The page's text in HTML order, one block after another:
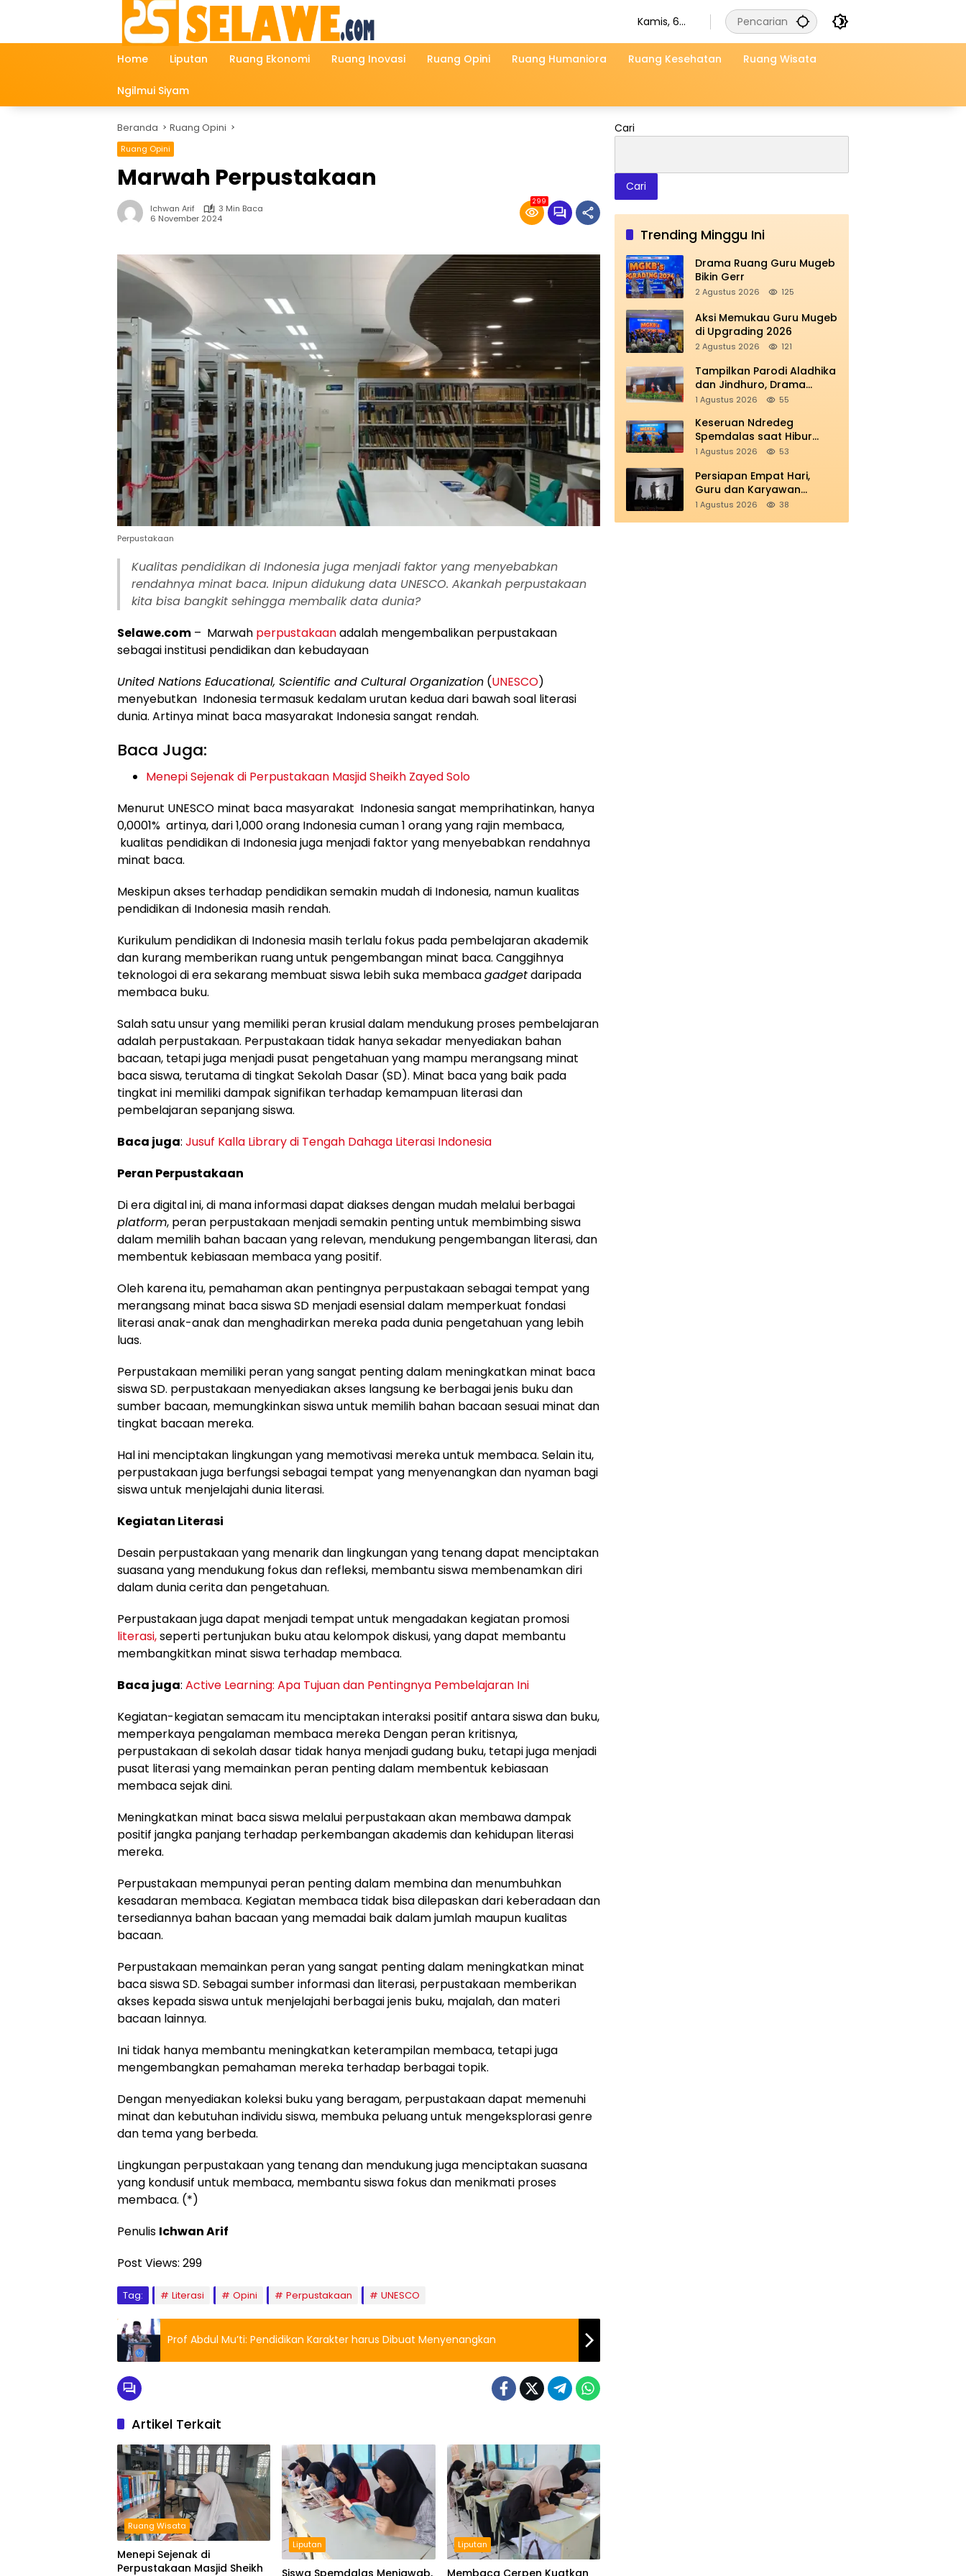
Kamis, 6
Home Liputan Ruang Ekonomi Ruang Inovasi Ruang Opini Ruang Humaniora Ruang Kesehatan Ruang Wisata
Ngilmui Siyam
Beranda Ruang Opini
Ruang Opini
Marwah Perpustakaan
Ichwan Arif
3 Min Baca
6 November 2024
299
Perpustakaan
Kualitas pendidikan di Indonesia juga menjadi faktor yang menyebabkan
rendahnya minat baca. Inipun didukung data UNESCO. Akankah perpustakaan
kita bisa bangkit sehingga membalik data dunia?
Selawe.com – Marwah perpustakaanadalah mengembalikan perpustakaan
sebagai institusi pendidikan dan kebudayaan
United Nations Educational, Scientific and Cultural Organization (UNESCO)
menyebutkan Indonesia termasuk kedalam urutan kedua dari bawah soal literasi
dunia. Artinya minat baca masyarakat Indonesia sangat rendah.
Baca Juga:
Menepi Sejenak di Perpustakaan Masjid Sheikh Zayed Solo
Menurut UNESCO minat baca masyarakat Indonesia sangat memprihatinkan, hanya
0,0001% artinya, dari 1,000 orang Indonesia cuman 1 orang yang rajin membaca,
kualitas pendidikan di Indonesia juga menjadi faktor yang menyebabkan rendahnya
minat baca.
Meskipun akses terhadap pendidikan semakin mudah di Indonesia, namun kualitas
pendidikan di Indonesia masih rendah.
Kurikulum pendidikan di Indonesia masih terlalu fokus pada pembelajaran akademik
dan kurang memberikan ruang untuk pengembangan minat baca. Canggihnya
teknologoi di era sekarang membuat siswa lebih suka membacagadgetdaripada
membaca buku.
Salah satu unsur yang memiliki peran krusial dalam mendukung proses pembelajaran
adalah perpustakaan. Perpustakaan tidak hanya sekadar menyediakan bahan
bacaan, tetapi juga menjadi pusat pengetahuan yang mampu merangsang minat
baca siswa, terutama di tingkat Sekolah Dasar (SD). Minat baca yang baik pada
tingkat ini memiliki dampak signifikan terhadap kemampuan literasi dan
pembelajaran sepanjang siswa.
Baca juga: Jusuf Kalla Library di Tengah Dahaga Literasi Indonesia
Peran Perpustakaan
Di era digital ini, di mana informasi dapat diakses dengan mudah melalui berbagai
platform, peran perpustakaan menjadi semakin penting untuk membimbing siswa
dalam memilih bahan bacaan yang relevan, mendukung pengembangan literasi, dan
membentuk kebiasaan membaca yang positif.
Oleh karena itu, pemahaman akan pentingnya perpustakaan sebagai tempat yang
merangsang minat baca siswa SD menjadi esensial dalam memperkuat fondasi
literasi anak-anak dan menghadirkan mereka pada dunia pengetahuan yang lebih
luas.
Perpustakaan memiliki peran yang sangat penting dalam meningkatkan minat baca
siswa SD. perpustakaan menyediakan akses langsung ke berbagai jenis buku dan
sumber bacaan, memungkinkan siswa untuk memilih bahan bacaan sesuai minat dan
tingkat bacaan mereka.
Hal ini menciptakan lingkungan yang memotivasi mereka untuk membaca. Selain itu,
perpustakaan juga berfungsi sebagai tempat yang menyenangkan dan nyaman bagi
siswa untuk menjelajahi dunia literasi.
Kegiatan Literasi
Desain perpustakaan yang menarik dan lingkungan yang tenang dapat menciptakan
suasana yang mendukung fokus dan refleksi, membantu siswa membenamkan diri
dalam dunia cerita dan pengetahuan.
Perpustakaan juga dapat menjadi tempat untuk mengadakan kegiatan promosi
literasi,seperti pertunjukan buku atau kelompok diskusi, yang dapat membantu
membangkitkan minat siswa terhadap membaca.
Baca juga: Active Learning: Apa Tujuan dan Pentingnya Pembelajaran Ini
Kegiatan-kegiatan semacam itu menciptakan interaksi positif antara siswa dan buku,
memperkaya pengalaman membaca mereka Dengan peran kritisnya,
perpustakaan di sekolah dasar tidak hanya menjadi gudang buku, tetapi juga menjadi
pusat literasi yang memainkan peran penting dalam membentuk kebiasaan
membaca sejak dini.
Meningkatkan minat baca siswa melalui perpustakaan akan membawa dampak
positif jangka panjang terhadap perkembangan akademis dan kehidupan literasi
mereka.
Perpustakaan mempunyai peran penting dalam membina dan menumbuhkan
kesadaran membaca. Kegiatan membaca tidak bisa dilepaskan dari keberadaan dan
tersediannya bahan bacaan yang memadai baik dalam jumlah maupun kualitas
bacaan.
Perpustakaan memainkan peran yang sangat penting dalam meningkatkan minat
baca siswa SD. Sebagai sumber informasi dan literasi, perpustakaan memberikan
akses kepada siswa untuk menjelajahi berbagai jenis buku, majalah, dan materi
bacaan lainnya.
Ini tidak hanya membantu meningkatkan keterampilan membaca, tetapi juga
mengembangkan pemahaman mereka terhadap berbagai topik.
Dengan menyediakan koleksi buku yang beragam, perpustakaan dapat memenuhi
minat dan kebutuhan individu siswa, membuka peluang untuk mengeksplorasi genre
dan tema yang berbeda.
Lingkungan perpustakaan yang tenang dan mendukung juga menciptakan suasana
yang kondusif untuk membaca, membantu siswa fokus dan menikmati proses
membaca. (*)
Penulis Ichwan Arif
Post Views: 299
Tag: Literasi Opini Perpustakaan UNESCO
Prof Abdul Mu’ti: Pendidikan Karakter harus Dibuat Menyenangkan
Artikel Terkait
Ruang Wisata
Menepi Sejenak di
Perpustakaan Masjid Sheikh
Liputan
Siswa Spemdalas Menjawab,
Liputan
Membaca Cerpen Kuatkan
Cari
Cari
Trending Minggu Ini
Drama Ruang Guru Mugeb
Bikin Gerr
2 Agustus 2026 125
Aksi Memukau Guru Mugeb
di Upgrading 2026
2 Agustus 2026 121
Tampilkan Parodi Aladhika
dan Jindhuro, Drama
Smamio Sedot Perhatian di
1 Agustus 2026 55
Keseruan Ndredeg
Spemdalas saat Hibur
Peserta MGKB’s Upgrading
1 Agustus 2026 53
Persiapan Empat Hari,
Guru dan Karyawan
Smamio Sukses Suguhkan
1 Agustus 2026 38